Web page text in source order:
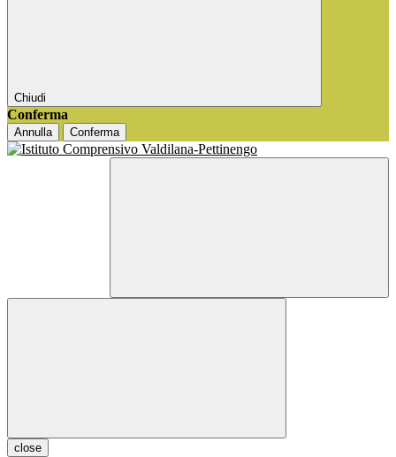
Chiudi
Conferma
Annulla Conferma
close